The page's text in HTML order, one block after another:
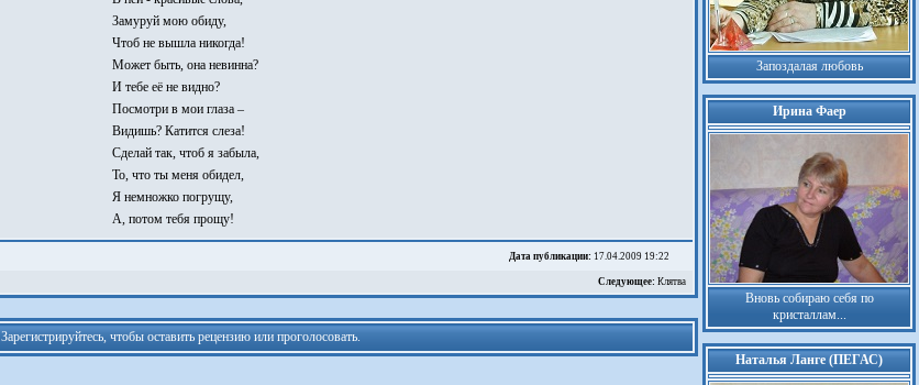
Замуруй мою обиду,
Чтоб не вышла никогда!
Может быть, она невинна?
И тебе её не видно?
Посмотри в мои глаза –
Видишь? Катится слеза!
Сделай так, чтоб я забыла,
То, что ты меня обидел,
Я немножко погрущу,
А, потом тебя прощу!
Дата публикации: 17.04.2009 19:22
Следующее: Клятва
Зарегистрируйтесь, чтобы оставить рецензию или проголосовать.
Запоздалая любовь
Ирина Фаер
Вновь собираю себя по
кристаллам...
Наталья Ланге (ПЕГАС)